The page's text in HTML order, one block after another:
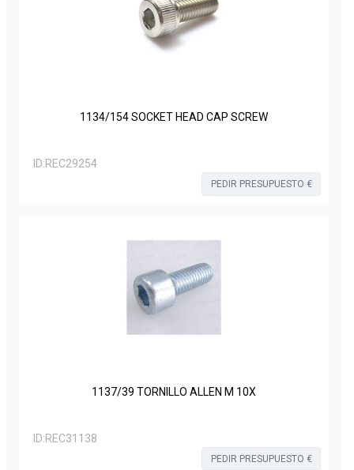
1134/154 SOCKET HEAD CAP SCREW
ID:REC29254
PEDIR PRESUPUESTO €
1137/39 TORNILLO ALLEN M 10X
ID:REC31138
PEDIR PRESUPUESTO €